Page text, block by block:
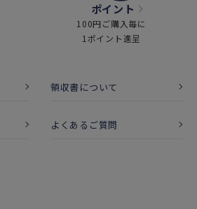
ポイント
100円ご購入毎に
1ポイント進呈
領収書について
よくあるご質問